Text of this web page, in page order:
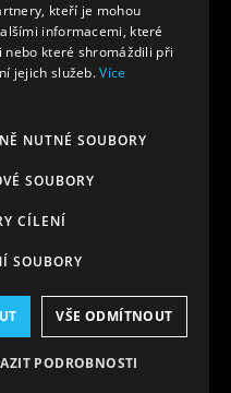
pro návštěvníky
kteří je mohou
informacemi, které
nebo které shromáždili při
jejich služeb.Více
NUTNÉ SOUBORY
SOUBORY
CÍLENÍ
SOUBORY
VŠE ODMÍTNOUT
PODROBNOSTI